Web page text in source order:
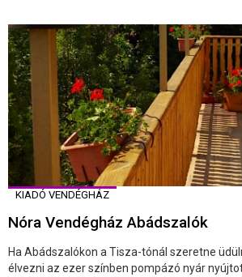
KIADÓ VENDÉGHÁZ
Nóra Vendégház Abádszalók
Ha Abádszalókon a Tisza-tónál szeretne
élvezni az ezer színben pompázó nyár